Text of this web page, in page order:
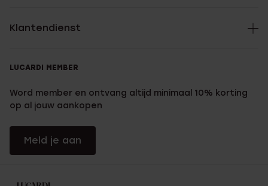
Klantendienst
LUCARDI MEMBER
Word member en ontvang altijd minimaal 10% korting
op al jouw aankopen
Meld je aan